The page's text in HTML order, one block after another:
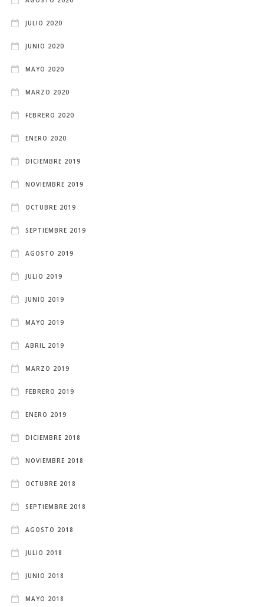
JULIO 2020
JUNIO 2020
MAYO 2020
MARZO 2020
FEBRERO 2020
ENERO 2020
DICIEMBRE 2019
NOVIEMBRE 2019
OCTUBRE 2019
SEPTIEMBRE 2019
AGOSTO 2019
JULIO 2019
JUNIO 2019
MAYO 2019
ABRIL 2019
MARZO 2019
FEBRERO 2019
ENERO 2019
DICIEMBRE 2018
NOVIEMBRE 2018
OCTUBRE 2018
SEPTIEMBRE 2018
AGOSTO 2018
JULIO 2018
JUNIO 2018
MAYO 2018